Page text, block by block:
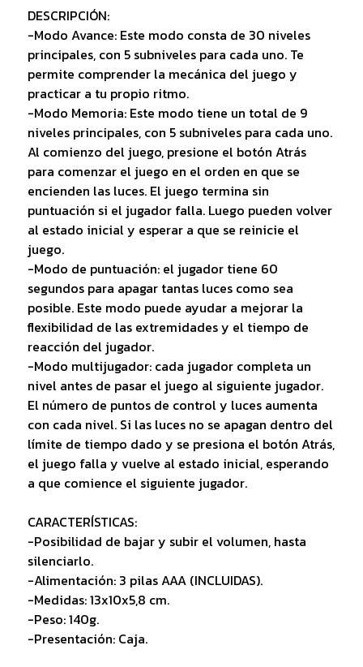
DESCRIPCIÓN:
-Modo Avance: Este modo consta de 30 niveles
principales, con 5 subniveles para cada uno. Te
permite comprender la mecánica del juego y
practicar a tu propio ritmo.
-Modo Memoria: Este modo tiene un total de 9
niveles principales, con 5 subniveles para cada uno.
Al comienzo del juego, presione el botón Atrás
para comenzar el juego en el orden en que se
encienden las luces. El juego termina sin
puntuación si el jugador falla. Luego pueden volver
al estado inicial y esperar a que se reinicie el
juego.
-Modo de puntuación: el jugador tiene 60
segundos para apagar tantas luces como sea
posible. Este modo puede ayudar a mejorar la
flexibilidad de las extremidades y el tiempo de
reacción del jugador.
-Modo multijugador: cada jugador completa un
nivel antes de pasar el juego al siguiente jugador.
El número de puntos de control y luces aumenta
con cada nivel. Si las luces no se apagan dentro del
límite de tiempo dado y se presiona el botón Atrás,
el juego falla y vuelve al estado inicial, esperando
a que comience el siguiente jugador.
CARACTERÍSTICAS:
-Posibilidad de bajar y subir el volumen, hasta
silenciarlo.
-Alimentación: 3 pilas AAA (INCLUIDAS).
-Medidas: 13x10x5,8 cm.
-Peso: 140g.
-Presentación: Caja.